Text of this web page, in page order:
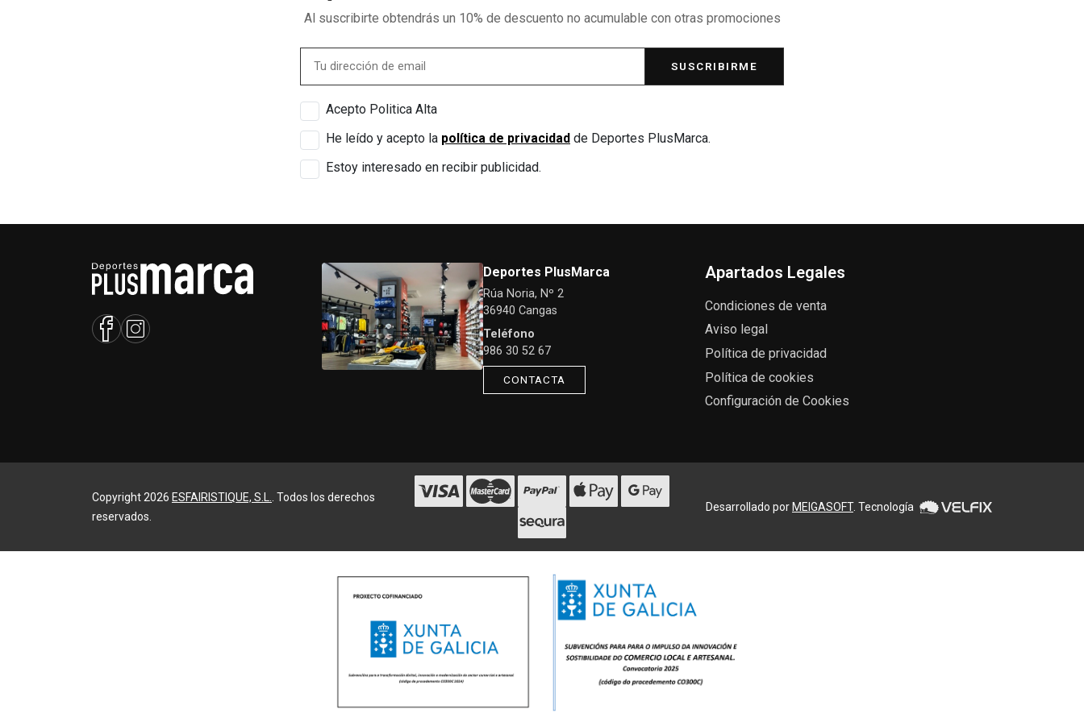
Al suscribirte obtendrás un 10% de descuento no acumulable con otras promociones
SUSCRIBIRME
Acepto Politica Alta
He leído y acepto la política de privacidad de Deportes PlusMarca.
Estoy interesado en recibir publicidad.
Deportes PlusMarca
Rúa Noria, Nº 2
36940 Cangas
Teléfono
986 30 52 67
CONTACTA
Apartados Legales
Condiciones de venta
Aviso legal
Política de privacidad
Política de cookies
Configuración de Cookies
Copyright 2026 ESFAIRISTIQUE, S.L.
. Todos los derechos
reservados.
Desarrollado porMEIGASOFT. Tecnología